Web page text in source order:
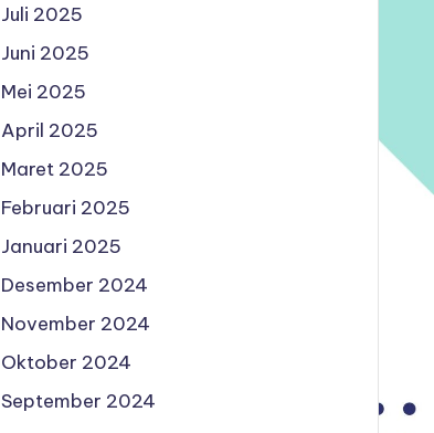
Juli 2025
Juni 2025
Mei 2025
April 2025
Maret 2025
Februari 2025
Januari 2025
Desember 2024
November 2024
Oktober 2024
September 2024